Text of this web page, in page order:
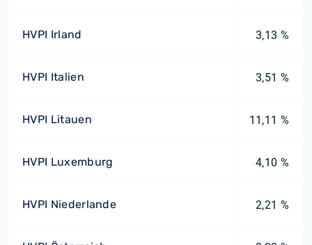
HVPI Irland 3,13 %
HVPI Italien 3,51 %
HVPI Litauen 11,11 %
HVPI Luxemburg 4,10 %
HVPI Niederlande 2,21 %